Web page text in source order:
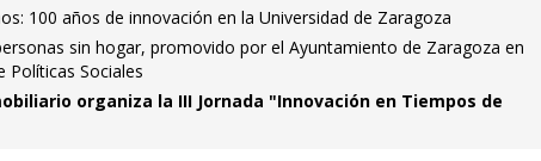
100 años de innovación en la Universidad de Zaragoza
sin hogar, promovido por el Ayuntamiento de Zaragoza en
Políticas Sociales
organiza la III Jornada "Innovación en Tiempos de